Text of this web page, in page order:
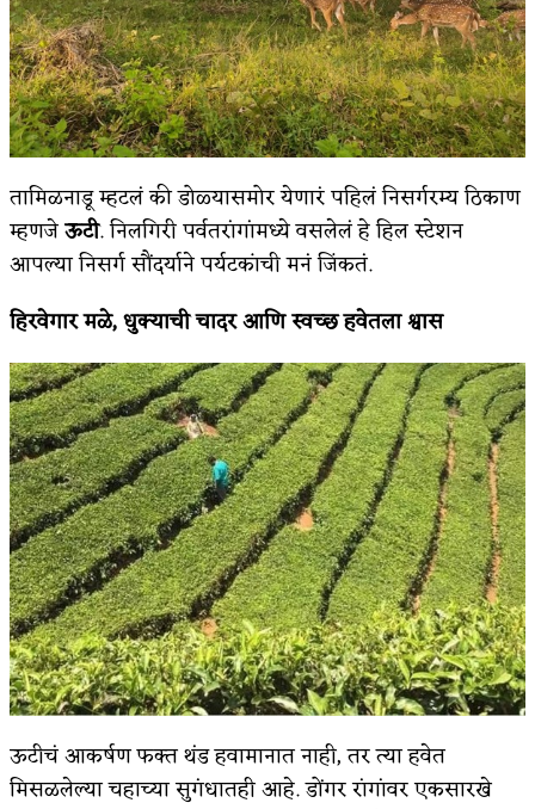
तामिळनाडू म्हटलं की डोळ्यासमोर येणारं पहिलं निसर्गरम्य ठिकाण
म्हणजेऊटी. निलगिरी पर्वतरांगांमध्ये वसलेलं हे हिल स्टेशन
आपल्या निसर्ग सौंदर्याने पर्यटकांची मनं जिंकतं.
हिरवेगार मळे,धुक्याची चादर आणि स्वच्छ हवेतला श्वास
ऊटीचं आकर्षण फक्त थंड हवामानात नाही, तर त्या हवेत
मिसळलेल्या चहाच्या सुगंधातही आहे. डोंगर रांगांवर एकसारखे